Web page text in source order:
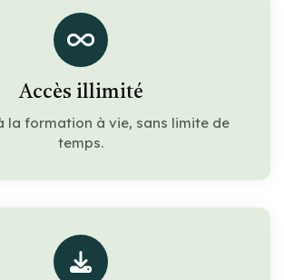
Accès illimité
la formation à vie, sans limite de
temps.